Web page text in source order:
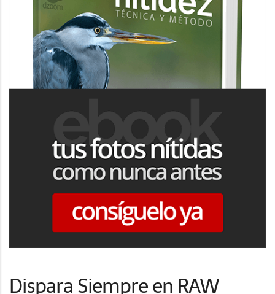
Dispara Siempre en RAW